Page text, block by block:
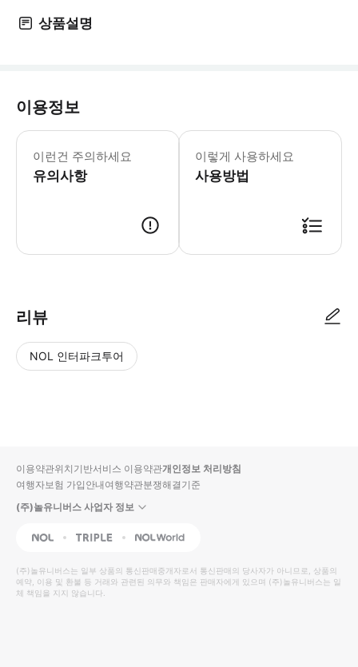
상품설명
이용정보
이런건 주의하세요
유의사항
▶ 영업 정보 * 1월 ~ 12월 *
이렇게 사용하세요
사용방법
리뷰
NOL 인터파크투어
입니
다.
높
은
순
동
영
상
순
상
이용약관위치기반서비스 이용약관개인정보 처리방침
여행자보험 가입안내여행약관분쟁해결기준
(주)놀유니버스 사업자 정보
NOL Triple Interpark Global
(주)놀유니버스는 일부 상품의 통신판매중개자로서 통신판매의 당사자가 아니므로, 상품의
예약, 이용 및 환불 등 거래와 관련된 의무와 책임은 판매자에게 있으며 (주)놀유니버스는 일
체 책임을 지지 않습니다.